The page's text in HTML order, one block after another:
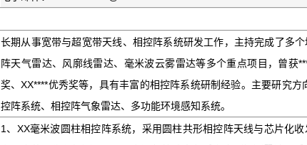
长期从事宽带与超宽带天线、相控阵系统研发工作，主持完成了多
阵天气雷达、风廓线雷达、毫米波云雾雷达等多个重点项目，曾获
奖、XX****优秀奖等，具有丰富的相控阵系统研制经验。主要研究
控阵系统、相控阵气象雷达、多功能环境感知系统。
1、XX毫米波圆柱相控阵系统，采用圆柱共形相控阵天线与芯片化